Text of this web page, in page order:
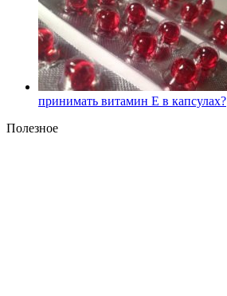
принимать витамин Е в капсулах?
Полезное